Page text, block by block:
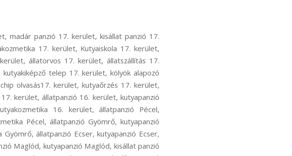
futópados edzés Gyömrő, futópad edzés Gyömrő, kutyás atlétika Gyömrő, kutyás atlétikai edzés Gyömrő, kutyás sport Gyömrő, kutya szocializáció Gyömrő, kutyafuti Gyömrő, kutyaoktatás Gyömrő, nózi munka Gyömrő, szimat suli Gyömrő, nose work Gyömrő, hoppers képzés Ecser, hoopers oktatás Ecser, hoopers tanfolyam Ecser, kutya futópados edzés Ecser, kutyás atlétika Ecser, kutyás atlétikai edzés Ecser, kutyás sport Ecser, kutya szocializáció Ecser, kutyafuti Ecser, kutyaoktatás Ecser, nózi munka Ecser, szimat suli Ecser, nose work Ecser, hoppers képzés Maglód, hoopers oktatás Maglód, hoopers tanfolyam Maglód, kutya futópados edzés Maglód, kutyás atlétika Maglód, kutyás atlétikai edzés Maglód, kutyás sport Maglód, kutya szocializáció Maglód, kutyafuti Maglód, kutyaoktatás Maglód, nózi munka Maglód, szimat suli Maglód, nose work Maglód, hoppers képzés Kistarcsa, hoopers oktatás Kistarcsa, hoopers tanfolyam Kistarcsa, kutya futópados edzés Kistarcsa, kutyás atlétika Kistarcsa, kutyás atlétikai edzés Kistarcsa, kutyás sport Kistarcsa, kutya szocializáció Kistarcsa, kutyafuti Kistarcsa, kutyaoktatás Kistarcsa, nózi munka Kistarcsa, szimat suli Kistarcsa, nose work Kistarcsa, hoppers képzés Nagytarcsa, hoopers oktatás Nagytarcsa, hoopers tanfolyam Nagytarcsa, kutya futópados edzés Nagytarcsa, kutyás atlétika Nagytarcsa, kutyás atlétikai edzés Nagytarcsa, kutyás sport Nagytarcsa, kutya szocializáció Nagytarcsa, kutyafuti Nagytarcsa, kutyaoktatás Nagytarcsa, nózi munka Nagytarcsa, szimat suli Nagytarcsa, nose work Nagytarcsa, hoppers képzés Vecsés, hoopers oktatás Vecsés, hoopers tanfolyam Vecsés, kutya futópados edzés Vecsés, kutyás atlétika Vecsés, kutyás atlétikai edzés Vecsés, kutyás sport Vecsés, kutya szocializáció Vecsés, kutyafuti Vecsés, kutyaoktatás Vecsés, nózi munka Vecsés, szimat suli Vecsés, nose work Vecsés, hoppers képzés Rákosliget, hoopers oktatás Rákosliget, hoopers tanfolyam Rákosliget, kutya futópados edzés Rákosliget, kutyás atlétika Rákosliget, kutyás atlétikai edzés Rákosliget, kutyás sport Rákosliget, kutya szocializáció Rákosliget, kutyafuti Rákosliget, kutyaoktatás Rákosliget, nózi munka Rákosliget, szimat suli Rákosliget, nose work Rákosliget, hoppers képzés Rákoshegy, hoopers oktatás Rákoshegy, hoopers tanfolyam Rákoshegy, kutya futópados edzés Rákoshegy, kutyás atlétika Rákoshegy, kutyás atlétikai edzés Rákoshegy, kutyás sport Rákoshegy, kutya szocializáció Rákoshegy, kutyafuti Rákoshegy, kutyaoktatás Rákoshegy, nózi munka Rákoshegy, szimat suli Rákoshegy, nose work Rákoshegy, hoppers képzés Ferihegy, hoopers oktatás Ferihegy, hoopers tanfolyam Ferihegy, kutya futópados edzés Ferihegy, kutyás atlétika Ferihegy, kutyás atlétikai edzés Ferihegy, kutyás sport Ferihegy, kutya szocializáció Ferihegy, kutyafuti Ferihegy, kutyaoktatás Ferihegy, nózi munka Ferihegy, szimat suli Ferihegy, nose work Ferihegy, hoppers képzés Isaszeg, hoopers oktatás Isaszeg, hoopers tanfolyam Isaszeg, kutya futópados edzés Isaszeg, kutyás atlétika Isaszeg, kutyás atlétikai edzés Isaszeg, kutyás sport Isaszeg, kutya szocializáció Isaszeg, kutyafuti Isaszeg, kutyaoktatás Isaszeg, nózi munka Isaszeg, szimat suli Isaszeg, nose work Isaszeg, hoppers képzés Csömör, hoopers oktatás Csömör, hoopers tanfolyam Csömör, kutya futópados edzés Csömör, kutyás atlétika Csömör, kutyás atlétikai edzés Csömör, kutyás sport Csömör, kutya szocializáció Csömör, kutyafuti Csömör, kutyaoktatás Csömör, nózi munka Csömör, szimat suli Csömör, nose work Csömör, hoppers képzés Pest megye, hoopers oktatás Pest megye, hoopers tanfolyam Pest megye, kutya futópados edzés Pest megye, kutyás atlétika Pest megye, kutyás atlétikai edzés Pest megye, kutyás sport Pest megye, kutya szocializáció Pest megye, kutyafuti Pest megye, kutyaoktatás Pest megye, nózi munka Pest megye, szimat suli Pest megye, nose work Pest megye, hoppers képzés Rákoscsaba-Újtelep, hoopers oktat